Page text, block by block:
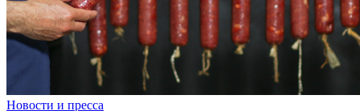
Новости и пресса